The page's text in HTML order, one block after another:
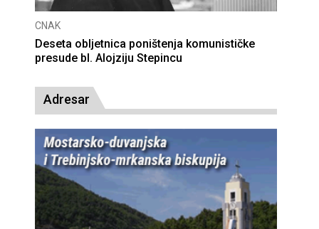
CNAK
Deseta obljetnica poništenja komunističke
presude bl. Alojziju Stepincu
Adresar